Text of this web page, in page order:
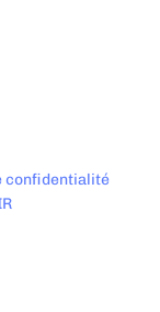
confidentialité